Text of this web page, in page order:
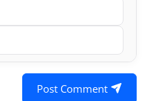
Post Comment